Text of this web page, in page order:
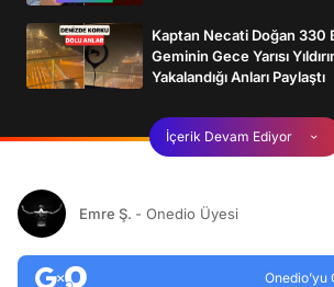
Kaptan Necati Doğan 330
Geminin Gece Yarısı
Yakalandığı Anları Paylaştı
İçerik Devam Ediyor
Emre Ş. - Onedio Üyesi